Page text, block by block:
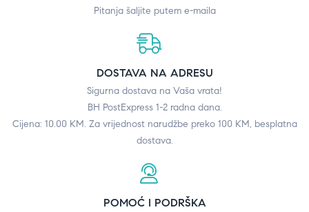
Pitanja šaljite putem e-maila
DOSTAVA NA ADRESU
Sigurna dostava na Vaša vrata!
BH PostExpress 1-2 radna dana.
Cijena: 10.00 KM. Za vrijednost narudžbe preko 100 KM, besplatna
dostava.
POMOĆ I PODRŠKA